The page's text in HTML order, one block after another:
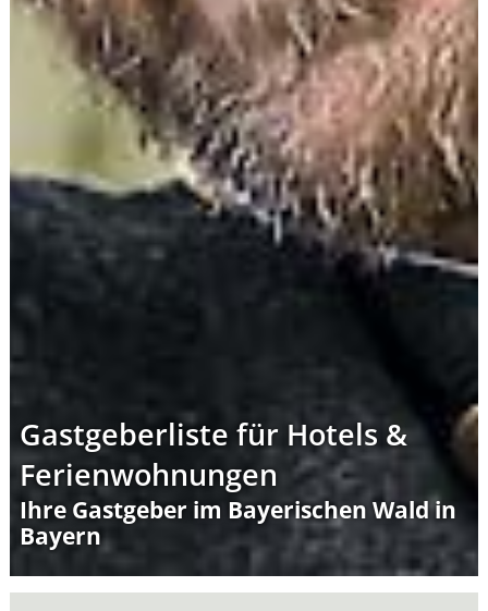
Gastgeberliste für Hotels &
Ferienwohnungen
Ihre Gastgeber im Bayerischen Wald in
Bayern